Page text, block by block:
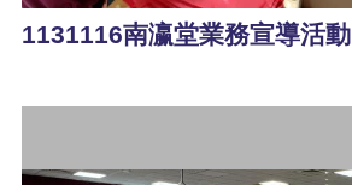
1131116南瀛堂業務宣導活動